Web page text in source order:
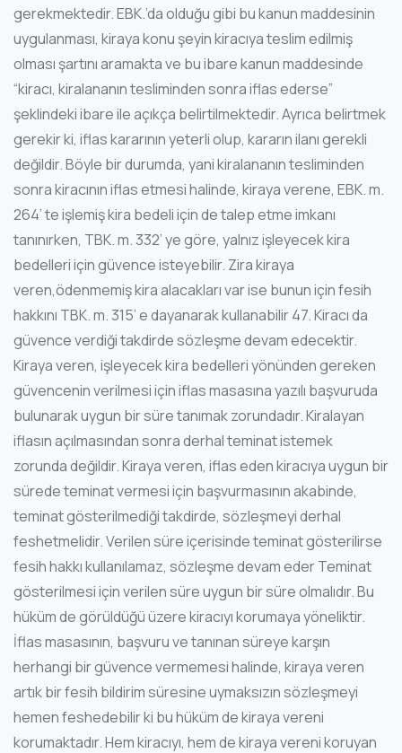
gerekmektedir. EBK.’da olduğu gibi bu kanun maddesinin
uygulanması, kiraya konu şeyin kiracıya teslim edilmiş
olması şartını aramakta ve bu ibare kanun maddesinde
“kiracı, kiralananın tesliminden sonra iflas ederse”
şeklindeki ibare ile açıkça belirtilmektedir. Ayrıca belirtmek
gerekir ki, iflas kararının yeterli olup, kararın ilanı gerekli
değildir. Böyle bir durumda, yani kiralananın tesliminden
sonra kiracının iflas etmesi halinde, kiraya verene, EBK. m.
264’ te işlemiş kira bedeli için de talep etme imkanı
tanınırken, TBK. m. 332’ ye göre, yalnız işleyecek kira
bedelleri için güvence isteyebilir. Zira kiraya
veren,ödenmemiş kira alacakları var ise bunun için fesih
hakkını TBK. m. 315’ e dayanarak kullanabilir 47. Kiracı da
güvence verdiği takdirde sözleşme devam edecektir.
Kiraya veren, işleyecek kira bedelleri yönünden gereken
güvencenin verilmesi için iflas masasına yazılı başvuruda
bulunarak uygun bir süre tanımak zorundadır. Kiralayan
iflasın açılmasından sonra derhal teminat istemek
zorunda değildir. Kiraya veren, iflas eden kiracıya uygun bir
sürede teminat vermesi için başvurmasının akabinde,
teminat gösterilmediği takdirde, sözleşmeyi derhal
feshetmelidir. Verilen süre içerisinde teminat gösterilirse
fesih hakkı kullanılamaz, sözleşme devam eder Teminat
gösterilmesi için verilen süre uygun bir süre olmalıdır. Bu
hüküm de görüldüğü üzere kiracıyı korumaya yöneliktir.
İflas masasının, başvuru ve tanınan süreye karşın
herhangi bir güvence vermemesi halinde, kiraya veren
artık bir fesih bildirim süresine uymaksızın sözleşmeyi
hemen feshedebilir ki bu hüküm de kiraya vereni
korumaktadır. Hem kiracıyı, hem de kiraya vereni koruyan